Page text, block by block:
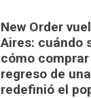
New Order
Aires: cuándo
cómo
regreso de
redefinió el